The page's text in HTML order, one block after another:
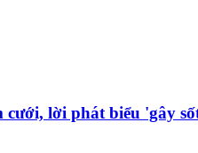
cưới, lời phát biểu 'gây